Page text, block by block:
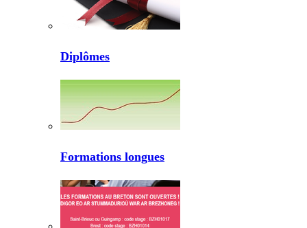
Diplômes
Formations longues